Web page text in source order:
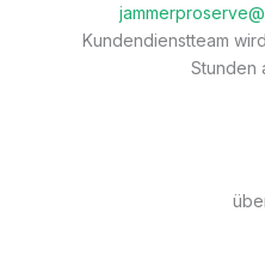
Kundendienstteam
Stunden